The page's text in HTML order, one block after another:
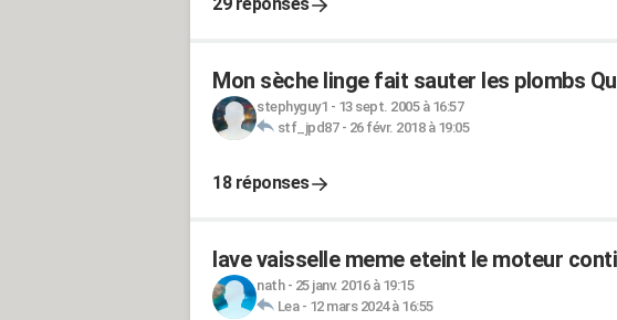
Mon sèche linge fait sauter les plombs
stephyguy1 - 13 sept. 2005 à 16:57
stf_jpd87- 26 févr. 2018 à 19:05
18 réponses
lave vaisselle meme eteint le moteur
nath- 25 janv. 2016 à 19:15
Lea- 12 mars 2024 à 16:55